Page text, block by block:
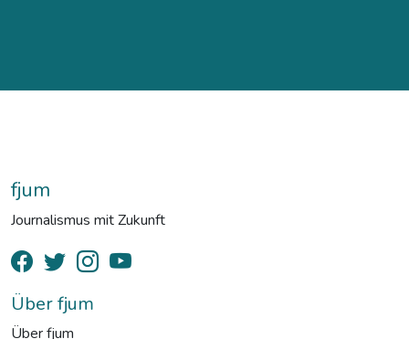
fjum
Journalismus mit Zukunft
Über fjum
Über fjum